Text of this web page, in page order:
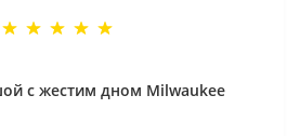
с жестим дном Milwaukee